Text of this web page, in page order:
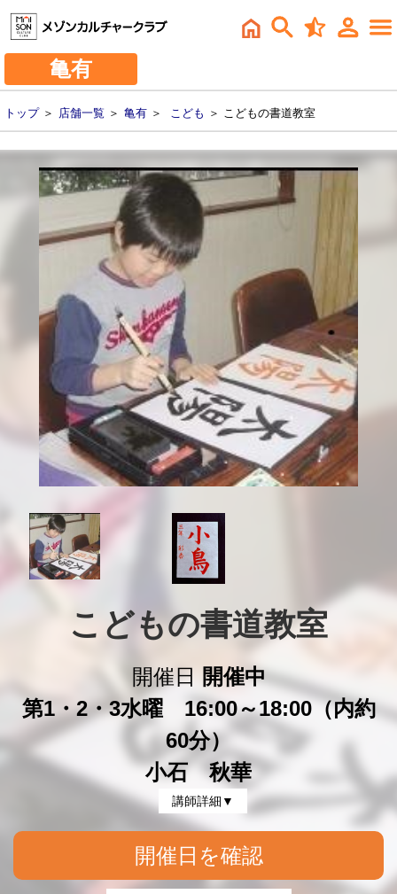
亀有
トップ＞ 店舗一覧 ＞ 亀有 ＞ こども ＞ こどもの書道教室
こどもの書道教室
開催日
開催中
第1・2・3水曜 16:00～18:00（内約
60分）
小石 秋華
講師詳細▼
開催日を確認